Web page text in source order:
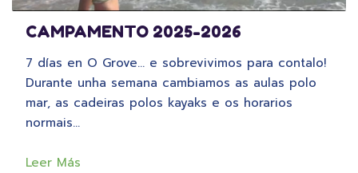
CAMPAMENTO 2025-2026
7 días en O Grove… e sobrevivimos para contalo!
Durante unha semana cambiamos as aulas polo
mar, as cadeiras polos kayaks e os horarios
normais…
Leer Más